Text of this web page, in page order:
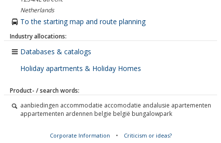
Netherlands
To the starting map and route planning
Industry allocations:
Databases & catalogs
Holiday apartments & Holiday Homes
Product- / search words:
aanbiedingen accommodatie accomodatie andalusie apartementen
appartementen ardennen belgie belgië bungalowpark
Corporate Information • Criticism or ideas?